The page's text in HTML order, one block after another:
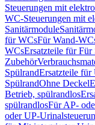
Steuerungen mit
WC-Steuerungen mit
Sanitärmodule
für WCsFür Wand-
WCsErsatzteile für Für
Zubehör
SpülrandErsatzteile für
SpülrandOhne Deckel
Betrieb, spülrandlos
spülrandlosFür AP-
oder UP-